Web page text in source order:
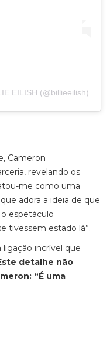
EILISH (@billieeilish)
Cameron
revelando os
me como uma
adora a ideia de que
espetáculo
tivessem estado lá”.
incrível que
detalhe não
“É uma